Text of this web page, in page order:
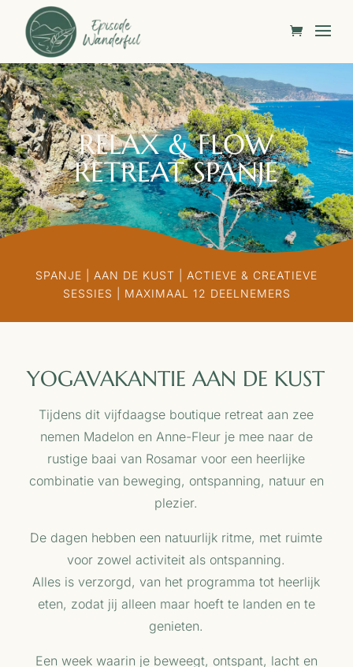
RELAX & FLOW
RETREAT SPANJE
SPANJE | AAN DE KUST | ACTIEVE & CREATIEVE
SESSIES | MAXIMAAL 12 DEELNEMERS
YOGAVAKANTIE AAN DE KUST
Tijdens dit vijfdaagse boutique retreat aan zee
nemen Madelon en Anne-Fleur je mee naar de
rustige baai van Rosamar voor een heerlijke
combinatie van beweging, ontspanning, natuur en
plezier.
De dagen hebben een natuurlijk ritme, met ruimte
voor zowel activiteit als ontspanning.
Alles is verzorgd, van het programma tot heerlijk
eten, zodat jij alleen maar hoeft te landen en te
genieten.
Een week waarin je beweegt, ontspant, lacht en